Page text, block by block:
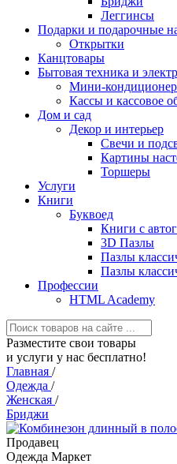
Леггинсы
Подарки и подарочные
Открытки
Канцтовары
Бытовая техника и
Мини-
Кассы и кассовое
Дом и сад
Декор и интерьер
Свечи и
Картины
Торшеры
Услуги
Книги
Буквоед
Книги с
3D Пазлы
Пазлы
Пазлы
Профессии
HTML Academy
Разместите свои товары
и услуги у нас бесплатно!
Главная /
Одежда /
Женская /
Бриджи
Продавец
Одежда Маркет